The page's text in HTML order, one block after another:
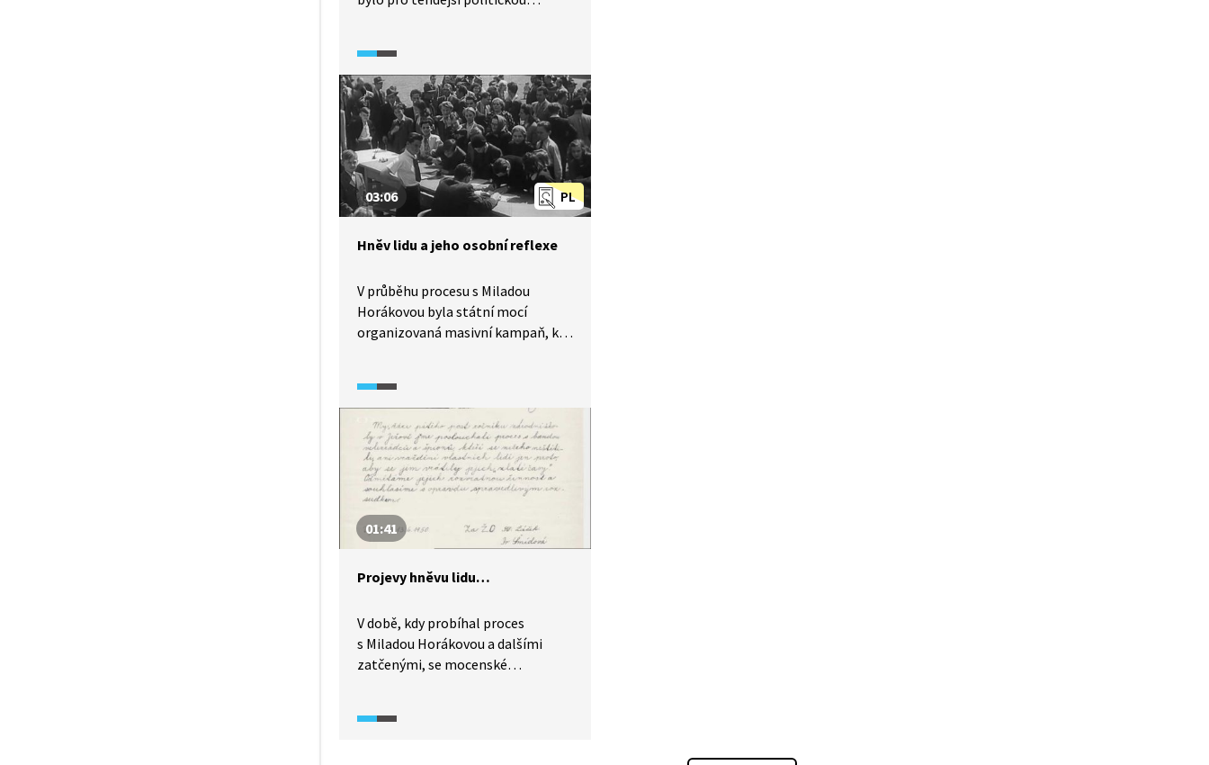
V tomto příspěvku historici
přibližují mechanismy a postupy,
kterými si KSČ zajišťovala podporu
a souhlas při realizaci
vykonstruovaného procesu
s Miladou Horákovou a dalšími
členy skupiny.
PL
03:06
Hněv lidu a jeho osobní reflexe
V průběhu procesu s Miladou
Horákovou byla státní mocí
organizovaná masivní kampaň, kdy
nejpřísnějších trestů
pro obžalované. Podívejte se
na vzpomínky spisovatele
a tehdejšího novináře Arnošta
Lustiga.
01:41
Projevy hněvu lidu…
V době, kdy probíhal proces
s Miladou Horákovou a dalšími
zatčenými, se mocenské
uvádí příklady dětských rezolucí,